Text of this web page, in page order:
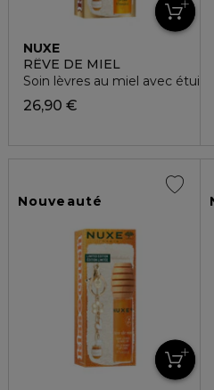
NUXE
RÊVE DE MIEL
Soin lèvres au miel avec étui
26,90 €
Nouveauté